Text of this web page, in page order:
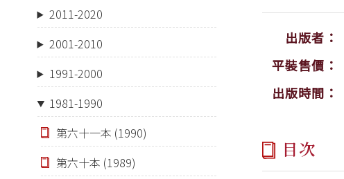
2011-2020
2001-2010
1991-2000
1981-1990
第六十一本 (1990)
第六十本 (1989)
出版者：
平裝售價：
出版時間：
目次